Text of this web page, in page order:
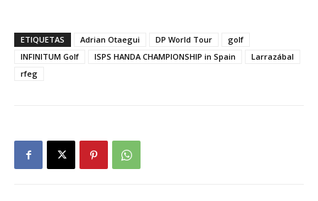
ETIQUETAS Adrian Otaegui DP World Tour
golf
INFINITUM Golf
ISPS HANDA CHAMPIONSHIP in Spain
Larrazábal
rfeg